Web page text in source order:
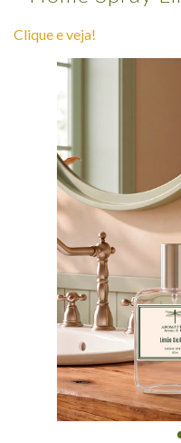
Clique e veja!